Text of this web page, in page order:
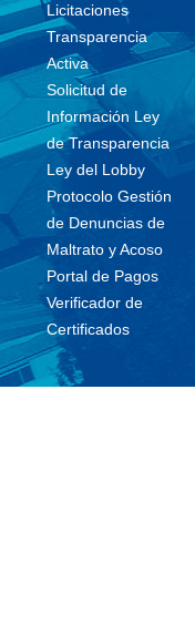
Licitaciones
Transparencia
Activa
Solicitud de
Información Ley
de Transparencia
Ley del Lobby
Protocolo Gestión
de Denuncias de
Maltrato y Acoso
Portal de Pagos
Verificador de
Certificados